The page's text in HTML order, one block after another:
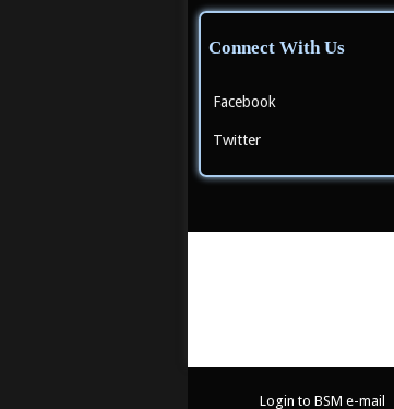
Connect With Us
Facebook
Twitter
Velodrome
Login to BSM e-mail